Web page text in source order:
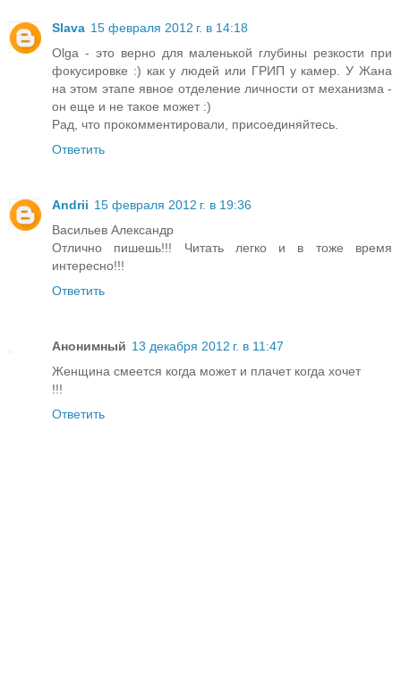
Slava 15 февраля 2012 г. в 14:18
Olga - это верно для маленькой глубины резкости при
фокусировке :) как у людей или ГРИП у камер. У Жана
на этом этапе явное отделение личности от механизма -
он еще и не такое может :)
Рад, что прокомментировали, присоединяйтесь.
Ответить
Andrii 15 февраля 2012 г. в 19:36
Васильев Александр
Отлично пишешь!!! Читать легко и в тоже время
интересно!!!
Ответить
Анонимный 13 декабря 2012 г. в 11:47
Женщина смеется когда может и плачет когда хочет
!!!
Ответить